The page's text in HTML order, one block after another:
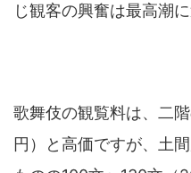
じ観客の興奮は最高潮に
歌舞伎の観覧料は、二
円）と高価ですが、土